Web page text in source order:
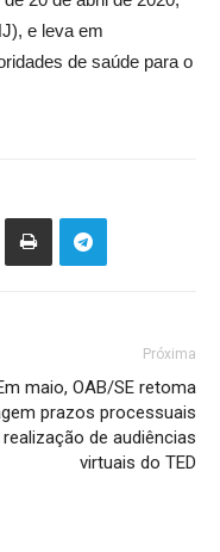
e leva em
de saúde para o
Próxima
maio, OAB/SE retoma
prazos processuais
realização de audiências
virtuais do TED